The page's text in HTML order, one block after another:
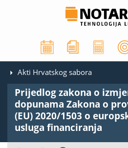
Akti Hrvatskog sabora
Prijedlog zakona o
dopunama Zakona o
(EU) 2020/1503 o
usluga financiranja